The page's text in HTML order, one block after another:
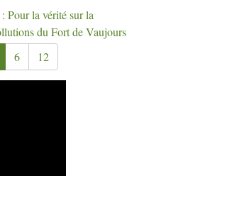
Pour la vérité sur la
du Fort de Vaujours
6 12